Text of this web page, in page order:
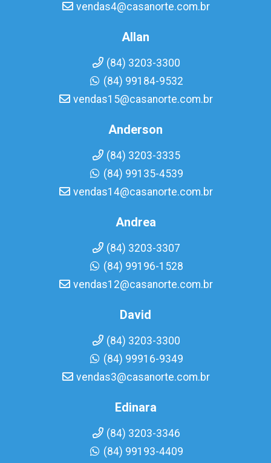
vendas4@casanorte.com.br
Allan
(84) 3203-3300
(84) 99184-9532
vendas15@casanorte.com.br
Anderson
(84) 3203-3335
(84) 99135-4539
vendas14@casanorte.com.br
Andrea
(84) 3203-3307
(84) 99196-1528
vendas12@casanorte.com.br
David
(84) 3203-3300
(84) 99916-9349
vendas3@casanorte.com.br
Edinara
(84) 3203-3346
(84) 99193-4409